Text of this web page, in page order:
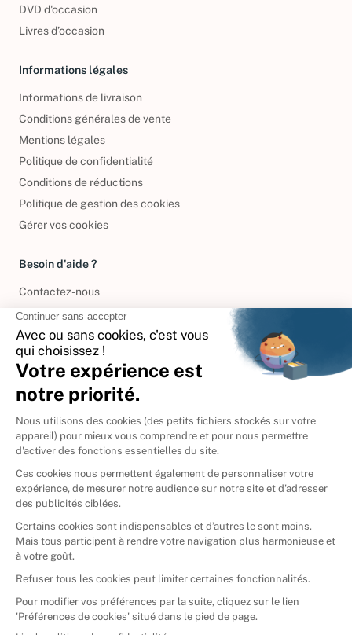
DVD d'occasion
Livres d’occasion
Informations légales
Informations de livraison
Conditions générales de vente
Mentions légales
Politique de confidentialité
Conditions de réductions
Politique de gestion des cookies
Gérer vos cookies
Besoin d'aide ?
Contactez-nous
International
🇪🇸Espagne
🇮🇹Italie
Donner vos livres